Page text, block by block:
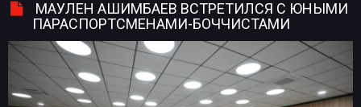
МАУЛЕН АШИМБАЕВ ВСТРЕТИЛСЯ С ЮНЫМИ
ПАРАСПОРТСМЕНАМИ-БОЧЧИСТАМИ